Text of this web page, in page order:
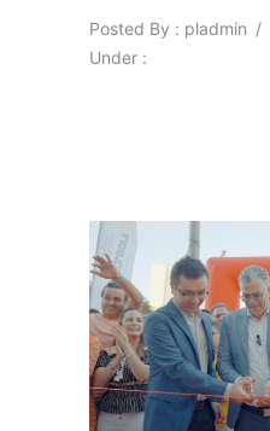
Posted By : pladmin /
Under :